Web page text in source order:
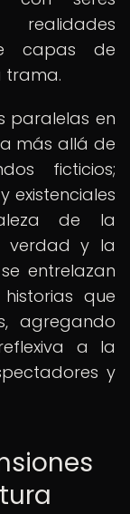
realidades
capas de
trama.
paralelas en
más allá de
ficticios;
existenciales
de la
verdad y la
entrelazan
que
agregando
a la
y